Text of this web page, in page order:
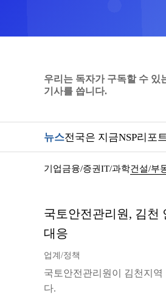
우리는 독자가 구독할 수 있
기사를 씁니다.
뉴스전국은 지금NSP리포
기업금융/증권IT/과학건설/부
국토안전관리원, 김
대응
업계/정책
국토안전관리원이 김천지
다.